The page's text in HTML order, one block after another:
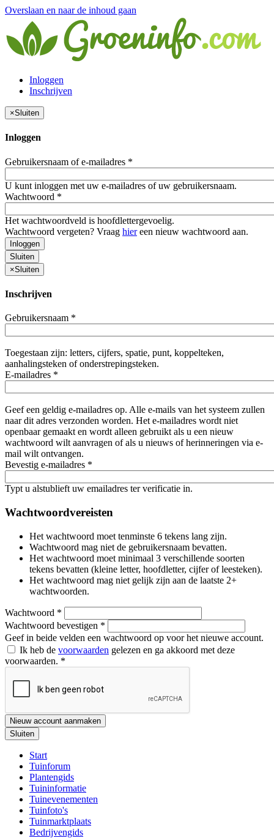
Overslaan en naar de inhoud gaan
Inloggen
Inschrijven
×Sluiten
Inloggen
Gebruikersnaam of e-mailadres *
U kunt inloggen met uw e-mailadres of uw gebruikersnaam.
Wachtwoord *
Het wachtwoordveld is hoofdlettergevoelig.
Wachtwoord vergeten? Vraag hiereen nieuw wachtwoord aan.
Inloggen
Sluiten
×Sluiten
Inschrijven
Gebruikersnaam *
Toegestaan zijn: letters, cijfers, spatie, punt, koppelteken,
aanhalingsteken of onderstrepingsteken.
E-mailadres *
Geef een geldig e-mailadres op. Alle e-mails van het systeem zullen
naar dit adres verzonden worden. Het e-mailadres wordt niet
openbaar gemaakt en wordt alleen gebruikt als u een nieuw
wachtwoord wilt aanvragen of als u nieuws of herinneringen via e-
mail wilt ontvangen.
Bevestig e-mailadres *
Typt u alstublieft uw emailadres ter verificatie in.
Wachtwoordvereisten
Het wachtwoord moet tenminste 6 tekens lang zijn.
Wachtwoord mag niet de gebruikersnaam bevatten.
Het wachtwoord moet minimaal 3 verschillende soorten
tekens bevatten (kleine letter, hoofdletter, cijfer of leesteken).
Het wachtwoord mag niet gelijk zijn aan de laatste 2+
wachtwoorden.
Wachtwoord *
Wachtwoord bevestigen *
Geef in beide velden een wachtwoord op voor het nieuwe account.
Ik heb de voorwaarden gelezen en ga akkoord met deze
voorwaarden. *
Nieuw account aanmaken
Sluiten
Start
Tuinforum
Plantengids
Tuininformatie
Tuinevenementen
Tuinfoto's
Tuinmarktplaats
Bedrijvengids